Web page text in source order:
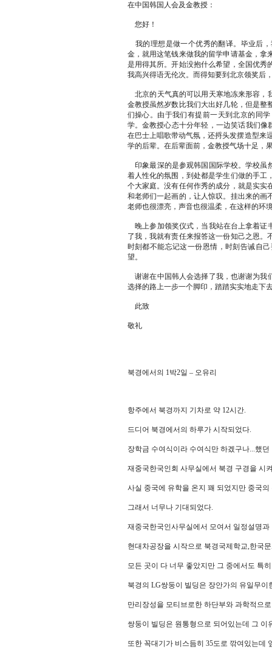
在中国韩国人会及金教授：
您好！
我的理想是做一个优秀的翻译。毕业后
金，就用这笔钱来做我的留学申请基金，
是用得其所。开始没抱什么希望，全国优
我高兴得语无伦次。而得知要到北京领奖后
北京的天气真的可以用天寒地冻来形容，
金教授虽然岁数比我们大出好几轮，但是
们操心。由于我们有提前一天到北京的同
学。金教授心态十分年轻，一边笑话我们像
在巴士上唱歌带动气氛，还捋头发摆造型来
学的后辈。在后辈面前，金教授气场十足，
印象最深的是参观韩国国际学校。学校虽
着人性化的氛围，到处都是学生们做的手
个大家庭。没有任何作秀的成分，就是实
和老师们一起画的，让人惊叹。挂出来的
老师也很漂亮，声音也很温柔，在这样的环
晚上参加领奖仪式，当我站在台上拿着证
了我，我就有责任来报答这一份知己之恩
时刻都不能忘记这一份恩情，时刻告诫自
望。
谢谢在中国韩人会选择了我，也谢谢为我
选择的路上一步一个脚印，踏踏实实地走下
此致
敬礼
북경에서의 1박2일 – 오유리
항주에서 북경까지 기차로 약 12시간.
드디어 북경에서의 하루가 시작되었다.
장학금 수여식이라 수여식만 하겠구나...했
재중국한국인회 사무실에서 북경 구경을 시
사실 중국에 유학을 온지 꽤 되었지만 중국
그래서 너무나 기대되었다.
재중국한국인사무실에서 모여서 일정설명
현대차공장을 시작으로 북경국제학교,한국
모든 곳이 다 너무 좋았지만 그 중에서도 특
북경의 LG쌍둥이 빌딩은 장안가의 유일무
만리장성을 모티브로한 하단부와 과학적으
쌍둥이 빌딩은 원통형으로 되어있는데 그
또한 꼭대기가 비스듬히 35도로 깎여있는데